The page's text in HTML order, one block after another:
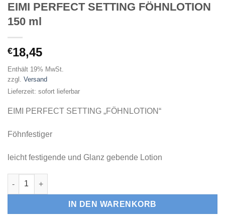
EIMI PERFECT SETTING FÖHNLOTION
150 ml
€18,45
Enthält 19% MwSt.
zzgl. Versand
Lieferzeit: sofort lieferbar
EIMI PERFECT SETTING „FÖHNLOTION“
Föhnfestiger
leicht festigende und Glanz gebende Lotion
EIMI PERFECT SETTING FÖHNLOTION 150 ml Menge
IN DEN WARENKORB